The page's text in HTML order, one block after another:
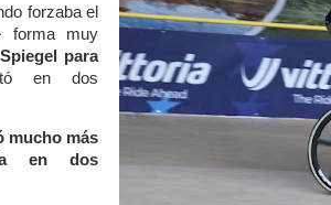
forzaba el
forma muy
para
en dos
mucho más
en dos